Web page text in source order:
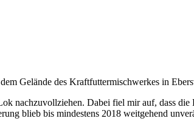
Gelände des Kraftfuttermischwerkes in
nachzuvollziehen. Dabei fiel mir auf, dass
blieb bis mindestens 2018 weitgehend